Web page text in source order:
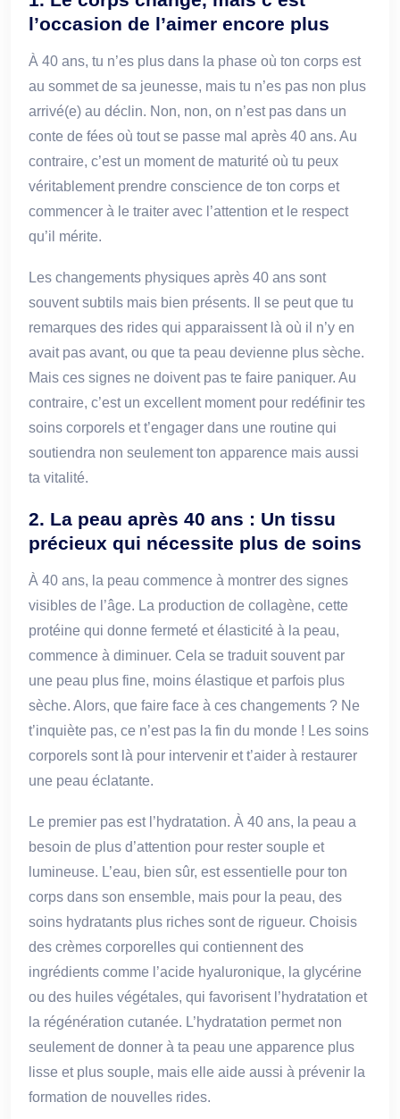
l’occasion de l’aimer encore plus
À 40 ans, tu n’es plus dans la phase où ton corps est
au sommet de sa jeunesse, mais tu n’es pas non plus
arrivé(e) au déclin. Non, non, on n’est pas dans un
conte de fées où tout se passe mal après 40 ans. Au
contraire, c’est un moment de maturité où tu peux
véritablement prendre conscience de ton corps et
commencer à le traiter avec l’attention et le respect
qu’il mérite.
Les changements physiques après 40 ans sont
souvent subtils mais bien présents. Il se peut que tu
remarques des rides qui apparaissent là où il n’y en
avait pas avant, ou que ta peau devienne plus sèche.
Mais ces signes ne doivent pas te faire paniquer. Au
contraire, c’est un excellent moment pour redéfinir tes
soins corporels et t’engager dans une routine qui
soutiendra non seulement ton apparence mais aussi
ta vitalité.
2. La peau après 40 ans : Un tissu
précieux qui nécessite plus de soins
À 40 ans, la peau commence à montrer des signes
visibles de l’âge. La production de collagène, cette
protéine qui donne fermeté et élasticité à la peau,
commence à diminuer. Cela se traduit souvent par
une peau plus fine, moins élastique et parfois plus
sèche. Alors, que faire face à ces changements ? Ne
t’inquiète pas, ce n’est pas la fin du monde ! Les soins
corporels sont là pour intervenir et t’aider à restaurer
une peau éclatante.
Le premier pas est l’hydratation. À 40 ans, la peau a
besoin de plus d’attention pour rester souple et
lumineuse. L’eau, bien sûr, est essentielle pour ton
corps dans son ensemble, mais pour la peau, des
soins hydratants plus riches sont de rigueur. Choisis
des crèmes corporelles qui contiennent des
ingrédients comme l’acide hyaluronique, la glycérine
ou des huiles végétales, qui favorisent l’hydratation et
la régénération cutanée. L’hydratation permet non
seulement de donner à ta peau une apparence plus
lisse et plus souple, mais elle aide aussi à prévenir la
formation de nouvelles rides.